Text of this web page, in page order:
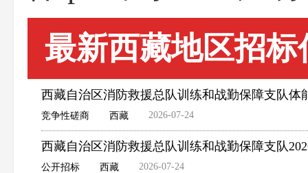
最新西藏地区招标
西藏自治区消防救援总队训练和战勤保障支队
竞争性磋商 西藏 2026-07-24
西藏自治区消防救援总队训练和战勤保障支队
公开招标 西藏 2026-07-24